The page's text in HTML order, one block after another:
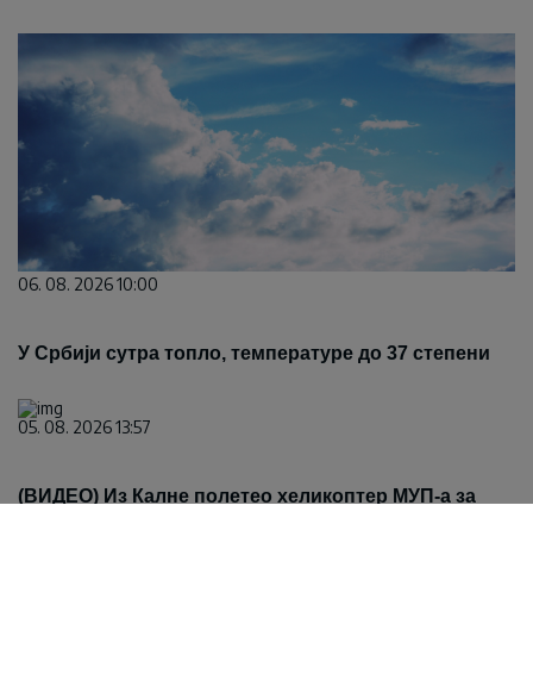
06. 08. 2026 10:00
У Србији сутра топло, температуре до 37 степени
05. 08. 2026 13:57
(ВИДЕО) Из Калне полетео хеликоптер МУП-а за